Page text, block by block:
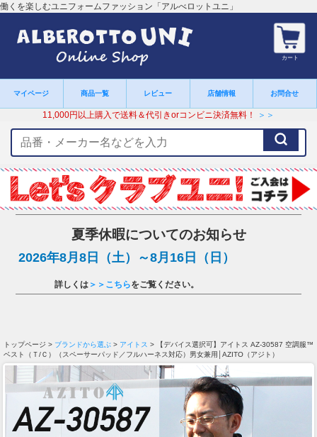
働くを楽しむユニフォームファッション「アルべロットユニ」
カート
マイページ 商品一覧 レビュー 店舗情報 お問合せ
11,000円以上購入で送料＆代引きorコンビニ決済無料！ ＞＞
ー
ワ
ー
ド
夏季休暇についてのお知らせ
2026年8月8日（土）～8月16日（日）
詳しくは ＞＞こちらをご覧ください。
トップページ > ブランドから選ぶ > アイトス > 【デバイス選択可】アイトス AZ-30587 空調服™
ベスト（Ｔ/Ｃ）（スペーサーパッド／フルハーネス対応）男女兼用│AZITO（アジト）